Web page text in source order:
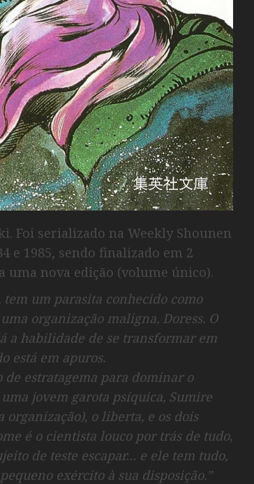
Foi serializado na Weekly Shounen
e 1985, sendo finalizado em 2
uma nova edição (volume único).
um parasita conhecido como
organização maligna, Doress. O
a habilidade de se transformar em
está em apuros.
estratagema para dominar o
jovem garota psíquica, Sumire
o liberta, e os dois
é o cientista louco por trás de tudo,
de teste escapar… e ele tem tudo,
exército à sua disposição.”